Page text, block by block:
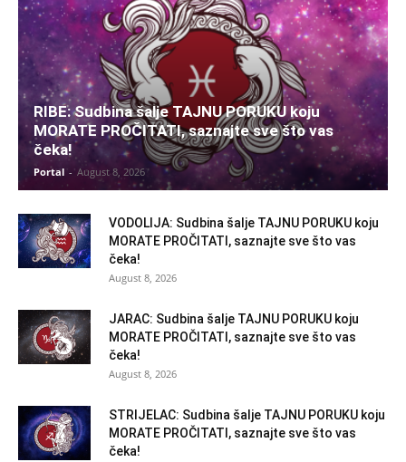
RIBE: Sudbina šalje TAJNU PORUKU koju
MORATE PROČITATI, saznajte sve što vas
čeka!
Portal - August 8, 2026
VODOLIJA: Sudbina šalje TAJNU PORUKU koju
MORATE PROČITATI, saznajte sve što vas
čeka!
August 8, 2026
JARAC: Sudbina šalje TAJNU PORUKU koju
MORATE PROČITATI, saznajte sve što vas
čeka!
August 8, 2026
STRIJELAC: Sudbina šalje TAJNU PORUKU koju
MORATE PROČITATI, saznajte sve što vas
čeka!